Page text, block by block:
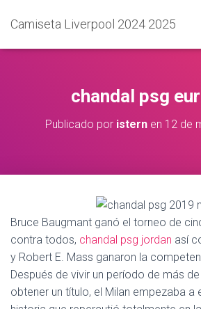
Camiseta Liverpool 2024 2025
chandal psg
Publicado por isternen 12 de
Bruce Baugmant ganó el torneo de
contra todos, chandal psg jordan así
y Robert E. Mass ganaron la
Después de vivir un período de más
obtener un título, el Milan empezaba a